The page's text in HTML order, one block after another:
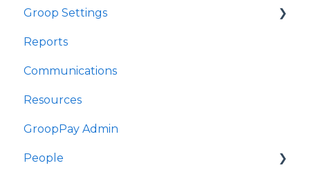
Groop Settings
Stripe Payments
Reports
Communications
Resources
GroopPay Admin
People